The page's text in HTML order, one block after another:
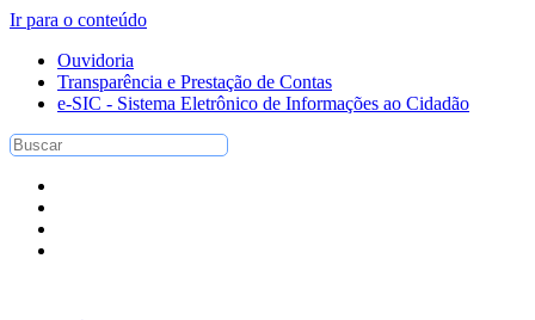
Ir para o conteúdo
Ouvidoria
Transparência e Prestação de Contas
e-SIC - Sistema Eletrônico de Informações ao Cidadão